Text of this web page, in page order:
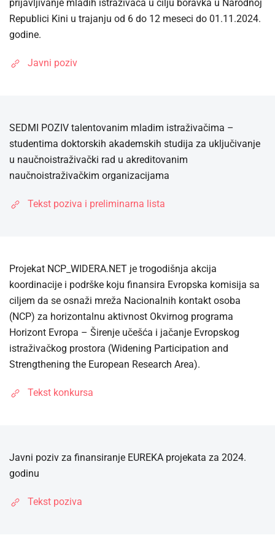
prijavljivanje mladih istraživača u cilju boravka u Narodnoj
Republici Kini u trajanju od 6 do 12 meseci do 01.11.2024.
godine.
Javni poziv
SEDMI POZIV talentovanim mladim istraživačima –
studentima doktorskih akademskih studija za uključivanje
u naučnoistraživački rad u akreditovanim
naučnoistraživačkim organizacijama
Tekst poziva i preliminarna lista
Projekat NCP_WIDERA.NET je trogodišnja akcija
koordinacije i podrške koju finansira Evropska komisija sa
ciljem da se osnaži mreža Nacionalnih kontakt osoba
(NCP) za horizontalnu aktivnost Okvirnog programa
Horizont Evropa – Širenje učešća i jačanje Evropskog
istraživačkog prostora (Widening Participation and
Strengthening the European Research Area).
Tekst konkursa
Javni poziv za finansiranje EUREKA projekata za 2024.
godinu
Tekst poziva